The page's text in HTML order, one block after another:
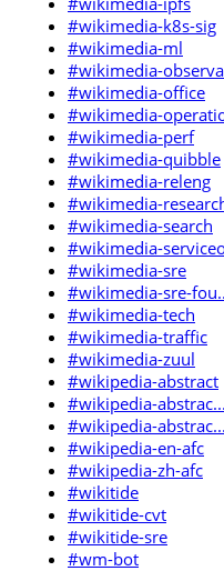
#wikimedia-k8s-sig
#wikimedia-ml
#wikimedia-
#wikimedia-office
#wikimedia-
#wikimedia-perf
#wikimedia-quibble
#wikimedia-releng
#wikimedia-
#wikimedia-search
#wikimedia-
#wikimedia-sre
#wikimedia-sre-
#wikimedia-tech
#wikimedia-traffic
#wikimedia-zuul
#wikipedia-abstract
#wikipedia-
#wikipedia-
#wikipedia-en-afc
#wikipedia-zh-afc
#wikitide
#wikitide-cvt
#wikitide-sre
#wm-bot